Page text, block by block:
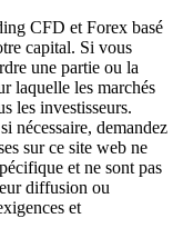
CFD et Forex basé
capital. Si vous
une partie ou la
laquelle les marchés
les investisseurs.
nécessaire, demandez
sur ce site web ne
et ne sont pas
diffusion ou
et